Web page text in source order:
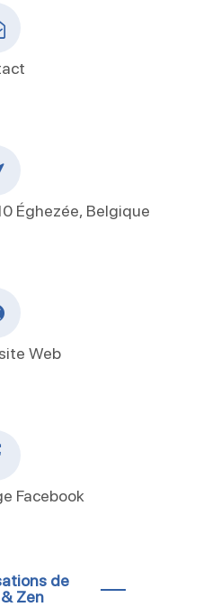
Éghezée, Belgique
Web
Facebook
de
Zen